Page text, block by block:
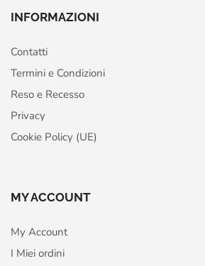
INFORMAZIONI
Contatti
Termini e Condizioni
Reso e Recesso
Privacy
Cookie Policy (UE)
MY ACCOUNT
My Account
I Miei ordini